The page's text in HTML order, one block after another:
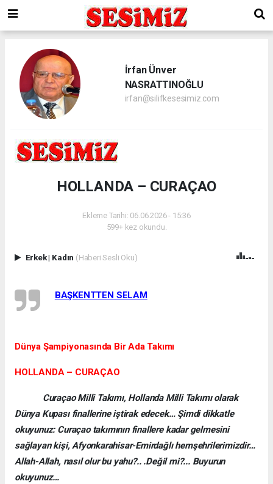
İrfan Ünver
NASRATTINOĞLU
irfan@silifkesesimiz.com
HOLLANDA – CURAÇAO
Ekleme Tarihi: 06.06.2026 - 15:36
599+ kez okundu.
Erkek| Kadın (Haberi Sesli Oku)
BAŞKENTTEN SELAM
Dünya Şampiyonasında Bir Ada Takımı
HOLLANDA – CURAÇAO
Curaçao Milli Takımı, Hollanda Milli Takımı olarak
Dünya Kupası finallerine iştirak edecek… Şimdi dikkatle
okuyunuz: Curaçao takımının finallere kadar gelmesini
sağlayan kişi, Afyonkarahisar-Emirdağlı hemşehrilerimizdir…
Allah-Allah, nasıl olur bu yahu?.. .Değil mi?... Buyurun
okuyunuz…